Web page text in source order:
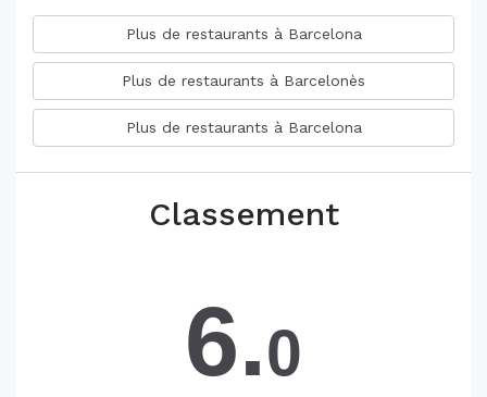
Plus de restaurants à Barcelona
Plus de restaurants à Barcelonès
Plus de restaurants à Barcelona
Classement
6.0